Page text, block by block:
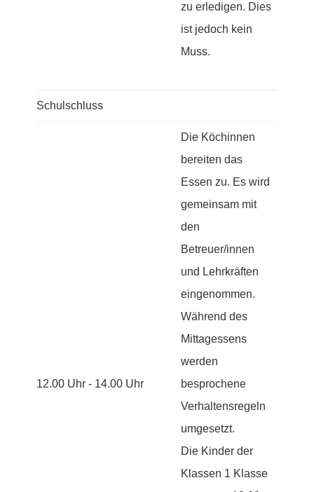
zu erledigen. Dies
ist jedoch kein
Muss.
Schulschluss
12.00 Uhr - 14.00 Uhr
Die Köchinnen
bereiten das
Essen zu. Es wird
gemeinsam mit
den
Betreuer/innen
und Lehrkräften
eingenommen.
Während des
Mittagessens
werden
besprochene
Verhaltensregeln
umgesetzt.
Die Kinder der
Klassen 1 Klasse